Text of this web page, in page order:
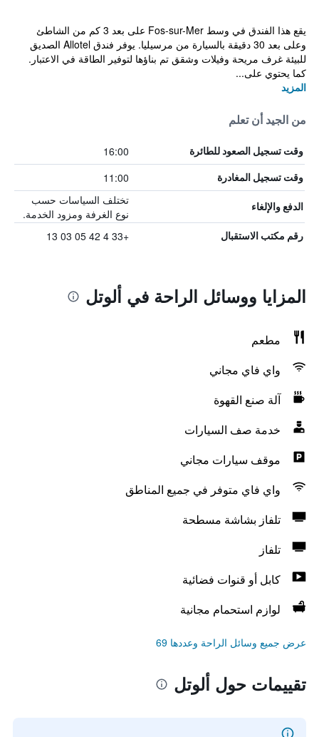
يقع هذا الفندق في وسط Fos-sur-Mer على بعد 3 كم من الشاطئ
وعلى بعد 30 دقيقة بالسيارة من مرسيليا. يوفر فندق Allotel الصديق
للبيئة غرف مريحة وفيلات وشقق تم بناؤها لتوفير الطاقة في الاعتبار.
كما يحتوي على...
المزيد
من الجيد أن تعلم
وقت تسجيل الصعود للطائرة 16:00
وقت تسجيل المغادرة 11:00
الدفع والإلغاء
تختلف السياسات حسب
نوع الغرفة ومزود الخدمة.
رقم مكتب الاستقبال +33 4 42 05 03 13
المزايا ووسائل الراحة في ألوتل
مطعم
واي فاي مجاني
آلة صنع القهوة
خدمة صف السيارات
موقف سيارات مجاني
واي فاي متوفر في جميع المناطق
تلفاز بشاشة مسطحة
تلفاز
كابل أو قنوات فضائية
لوازم استحمام مجانية
عرض جميع وسائل الراحة وعددها 69
تقييمات حول ألوتل